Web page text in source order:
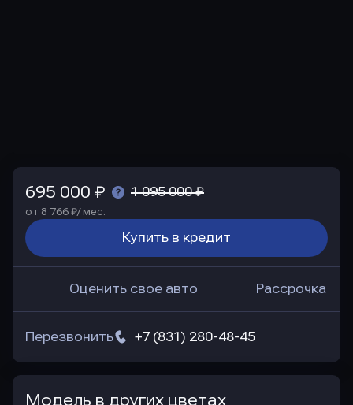
695 000 ₽ 1 095 000 ₽
от 8 766 ₽/ мес.
Купить в кредит
Оценить свое авто Рассрочка
+7 (831) 280-48-45
Перезвонить
Модель в других цветах